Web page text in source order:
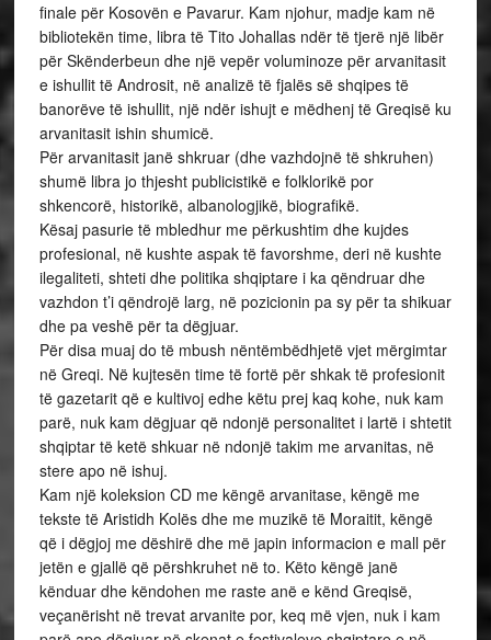
finale për Kosovën e Pavarur. Kam njohur, madje kam në
bibliotekën time, libra të Tito Johallas ndër të tjerë një libër
për Skënderbeun dhe një vepër voluminoze për arvanitasit
e ishullit të Androsit, në analizë të fjalës së shqipes të
banorëve të ishullit, një ndër ishujt e mëdhenj të Greqisë ku
arvanitasit ishin shumicë.
Për arvanitasit janë shkruar (dhe vazhdojnë të shkruhen)
shumë libra jo thjesht publicistikë e folklorikë por
shkencorë, historikë, albanologjikë, biografikë.
Kësaj pasurie të mbledhur me përkushtim dhe kujdes
profesional, në kushte aspak të favorshme, deri në kushte
ilegaliteti, shteti dhe politika shqiptare i ka qëndruar dhe
vazhdon t’i qëndrojë larg, në pozicionin pa sy për ta shikuar
dhe pa veshë për ta dëgjuar.
Për disa muaj do të mbush nëntëmbëdhjetë vjet mërgimtar
në Greqi. Në kujtesën time të fortë për shkak të profesionit
të gazetarit që e kultivoj edhe këtu prej kaq kohe, nuk kam
parë, nuk kam dëgjuar që ndonjë personalitet i lartë i shtetit
shqiptar të ketë shkuar në ndonjë takim me arvanitas, në
stere apo në ishuj.
Kam një koleksion CD me këngë arvanitase, këngë me
tekste të Aristidh Kolës dhe me muzikë të Moraitit, këngë
që i dëgjoj me dëshirë dhe më japin informacion e mall për
jetën e gjallë që përshkruhet në to. Këto këngë janë
kënduar dhe këndohen me raste anë e kënd Greqisë,
veçanërisht në trevat arvanite por, keq më vjen, nuk i kam